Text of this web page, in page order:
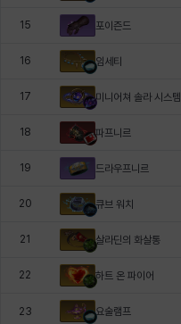
15 포이즌드
16 임세티
17 미니어쳐 솔라 시스템
18 파프니르
19 드라우프니르
20 큐브 워치
21 살라딘의 화살통
22 하트 온 파이어
23 요술램프